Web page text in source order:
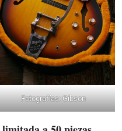
Fotografías: Gibson